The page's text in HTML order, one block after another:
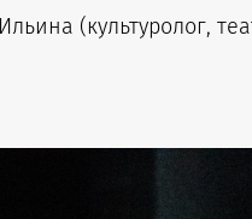
(культуролог,